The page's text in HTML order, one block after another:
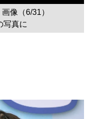
像（6/31）
写真に